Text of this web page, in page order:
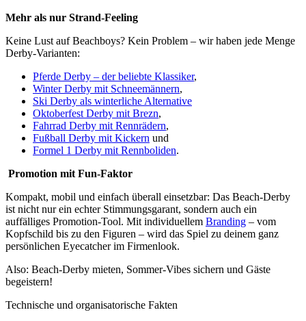
Mehr als nur Strand-Feeling
Keine Lust auf Beachboys? Kein Problem – wir haben jede Menge
Derby-Varianten:
Pferde Derby – der beliebte Klassiker,
Winter Derby mit Schneemännern,
Ski Derby als winterliche Alternative
Oktoberfest Derby mit Brezn,
Fahrrad Derby mit Rennrädern,
Fußball Derby mit Kickern und
Formel 1 Derby mit Rennboliden.
Promotion mit Fun-Faktor
Kompakt, mobil und einfach überall einsetzbar: Das Beach-Derby
ist nicht nur ein echter Stimmungsgarant, sondern auch ein
auffälliges Promotion-Tool. Mit individuellem Branding – vom
Kopfschild bis zu den Figuren – wird das Spiel zu deinem ganz
persönlichen Eyecatcher im Firmenlook.
Also: Beach-Derby mieten, Sommer-Vibes sichern und Gäste
begeistern!
Technische und organisatorische Fakten